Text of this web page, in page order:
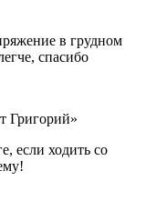
в грудном
спасибо
Григорий»
если ходить со